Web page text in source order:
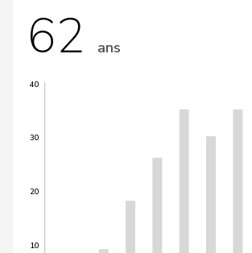
62 ans
10
20
30
40